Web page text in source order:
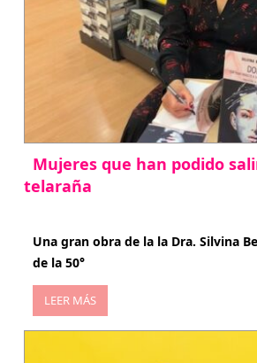
Mujeres que han podido
telaraña
Una gran obra de la la Dra. Silvina
de la 50°
LEER MÁS